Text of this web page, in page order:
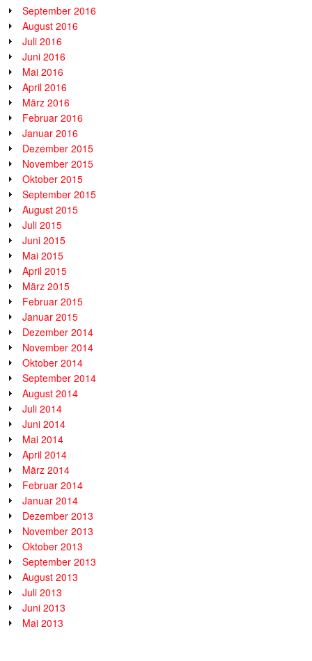
September 2016
August 2016
Juli 2016
Juni 2016
Mai 2016
April 2016
März 2016
Februar 2016
Januar 2016
Dezember 2015
November 2015
Oktober 2015
September 2015
August 2015
Juli 2015
Juni 2015
Mai 2015
April 2015
März 2015
Februar 2015
Januar 2015
Dezember 2014
November 2014
Oktober 2014
September 2014
August 2014
Juli 2014
Juni 2014
Mai 2014
April 2014
März 2014
Februar 2014
Januar 2014
Dezember 2013
November 2013
Oktober 2013
September 2013
August 2013
Juli 2013
Juni 2013
Mai 2013